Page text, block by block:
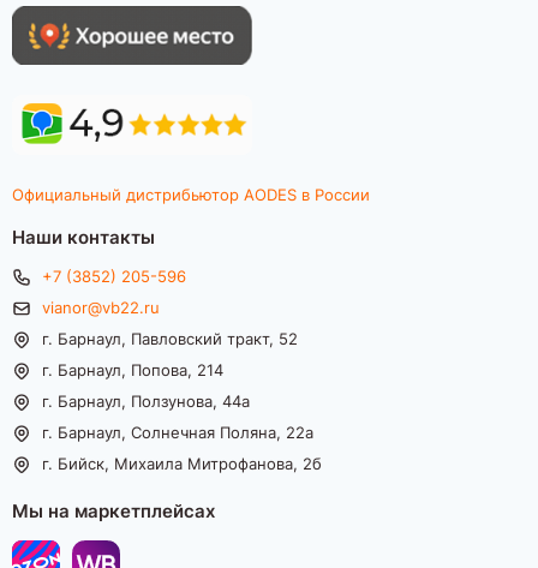
Официальный дистрибьютор AODES в России
Наши контакты
+7 (3852) 205-596
vianor@vb22.ru
г. Барнаул, Павловский тракт, 52
г. Барнаул, Попова, 214
г. Барнаул, Ползунова, 44а
г. Барнаул, Солнечная Поляна, 22а
г. Бийск, Михаила Митрофанова, 2б
Мы на маркетплейсах